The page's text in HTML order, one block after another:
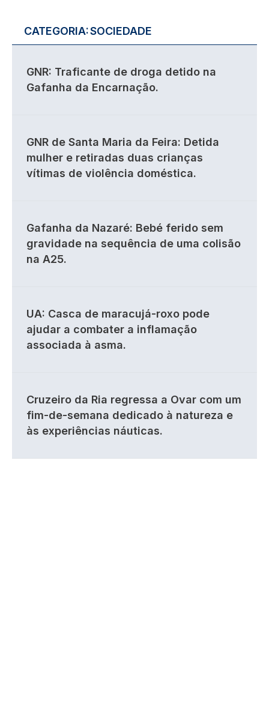
CATEGORIA:SOCIEDADE
GNR: Traficante de droga detido na
Gafanha da Encarnação.
GNR de Santa Maria da Feira: Detida
mulher e retiradas duas crianças
vítimas de violência doméstica.
Gafanha da Nazaré: Bebé ferido sem
gravidade na sequência de uma colisão
na A25.
UA: Casca de maracujá-roxo pode
ajudar a combater a inflamação
associada à asma.
Cruzeiro da Ria regressa a Ovar com um
fim-de-semana dedicado à natureza e
às experiências náuticas.